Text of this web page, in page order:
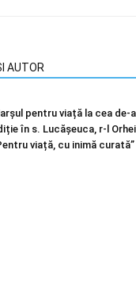
AUTOR
pentru viață la cea de-
în s. Lucășeuca, r-l
viață, cu inimă curată”